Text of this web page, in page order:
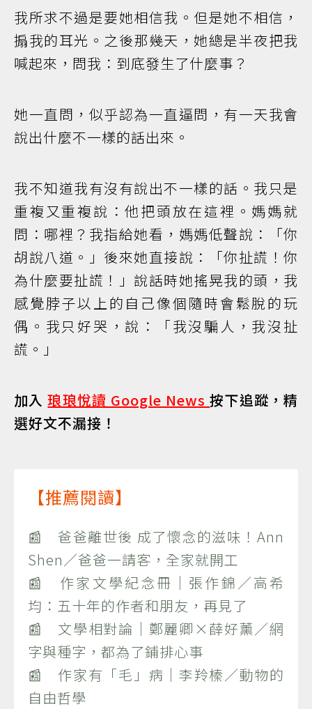
我所求不過是要她相信我。但是她不相信，
搧我的耳光。之後那幾天，她總是半夜把我
喊起來，問我：到底發生了什麼事？
她一直問，似乎認為一直逼問，有一天我會
說出什麼不一樣的話出來。
我不知道我有沒有說出不一樣的話。我只是
重複又重複說：他把頭放在這裡。媽媽就
問：哪裡？我指給她看，媽媽低聲說：「你
胡說八道。」後來她直接說：「你扯謊！你
為什麼要扯謊！」說話時她搖晃我的頭，我
感覺脖子以上的自己像個隨時會鬆脫的玩
偶。我只好哭，說：「我沒騙人，我沒扯
謊。」
加入琅琅悅讀 Google News按下追蹤，精
選好文不漏接！
【推薦閱讀】
📰 爸爸離世後 成了懷念的滋味！Ann
Shen／爸爸一請客，全家就開工
📰 作家文學紀念冊｜張作錦／高希
均：五十年的作者和朋友，再見了
📰 文學相對論｜鄭麗卿×薛好薰／網
字與種字，都為了鋪排心事
📰 作家有「毛」病｜李羚榛／動物的
自由哲學